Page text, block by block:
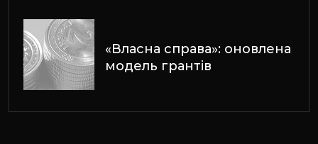
«Власна справа»: оновлена
модель грантів